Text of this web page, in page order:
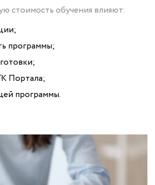
стоимость обучения влияют:
программы;
Портала;
программы.